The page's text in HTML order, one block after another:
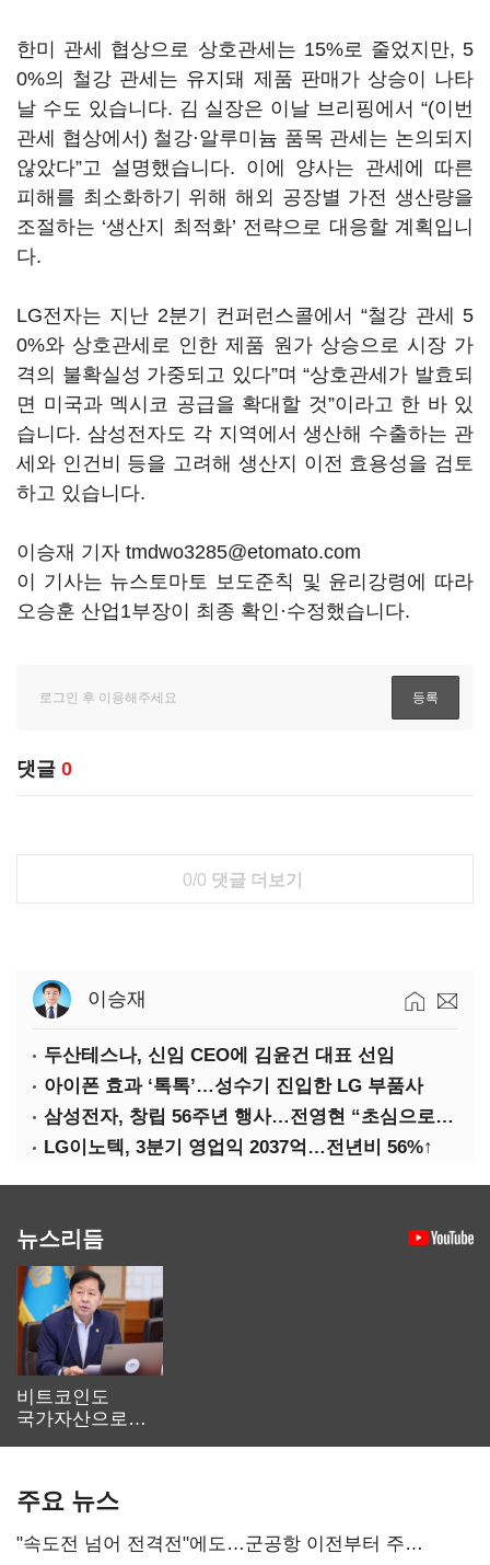
한미 관세 협상으로 상호관세는 15%로 줄었지만, 5
0%의 철강 관세는 유지돼 제품 판매가 상승이 나타
날 수도 있습니다. 김 실장은 이날 브리핑에서 “(이번
관세 협상에서) 철강·알루미늄 품목 관세는 논의되지
않았다”고 설명했습니다. 이에 양사는 관세에 따른
피해를 최소화하기 위해 해외 공장별 가전 생산량을
조절하는 ‘생산지 최적화’ 전략으로 대응할 계획입니
다.
LG전자는 지난 2분기 컨퍼런스콜에서 “철강 관세 5
0%와 상호관세로 인한 제품 원가 상승으로 시장 가
격의 불확실성 가중되고 있다”며 “상호관세가 발효되
면 미국과 멕시코 공급을 확대할 것”이라고 한 바 있
습니다. 삼성전자도 각 지역에서 생산해 수출하는 관
세와 인건비 등을 고려해 생산지 이전 효용성을 검토
하고 있습니다.
이승재 기자 tmdwo3285@etomato.com
이 기사는 뉴스토마토 보도준칙 및 윤리강령에 따라
오승훈 산업1부장이 최종 확인·수정했습니다.
댓글 0
0/0 댓글 더보기
이승재
두산테스나, 신임 CEO에 김윤건 대표 선임
아이폰 효과 ‘톡톡’…성수기 진입한 LG 부품사
삼성전자, 창립 56주년 행사…전영현 “초심으로 경쟁력 회복해야”
LG이노텍, 3분기 영업익 2037억…전년비 56%↑
뉴스리듬
비트코인도
국가자산으로…'
주요 뉴스
"속도전 넘어 전격전"에도…군공항 이전부터 주